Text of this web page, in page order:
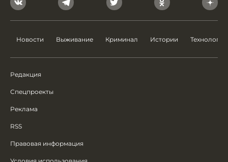
Новости Выживание Криминал Истории Технологии
Редакция
Спецпроекты
Реклама
RSS
Правовая информация